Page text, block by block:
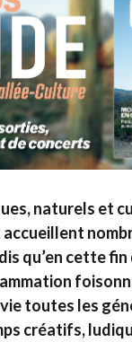
naturels et
qu’en cette fin
toutes les
créatifs,